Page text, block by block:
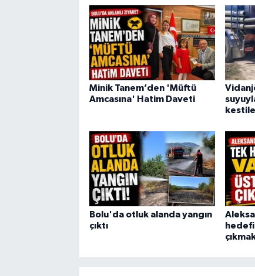
Minik Tanem’den 'Müftü
Amcasına' Hatim Daveti
Bolu'da otluk alanda yangın
çıktı